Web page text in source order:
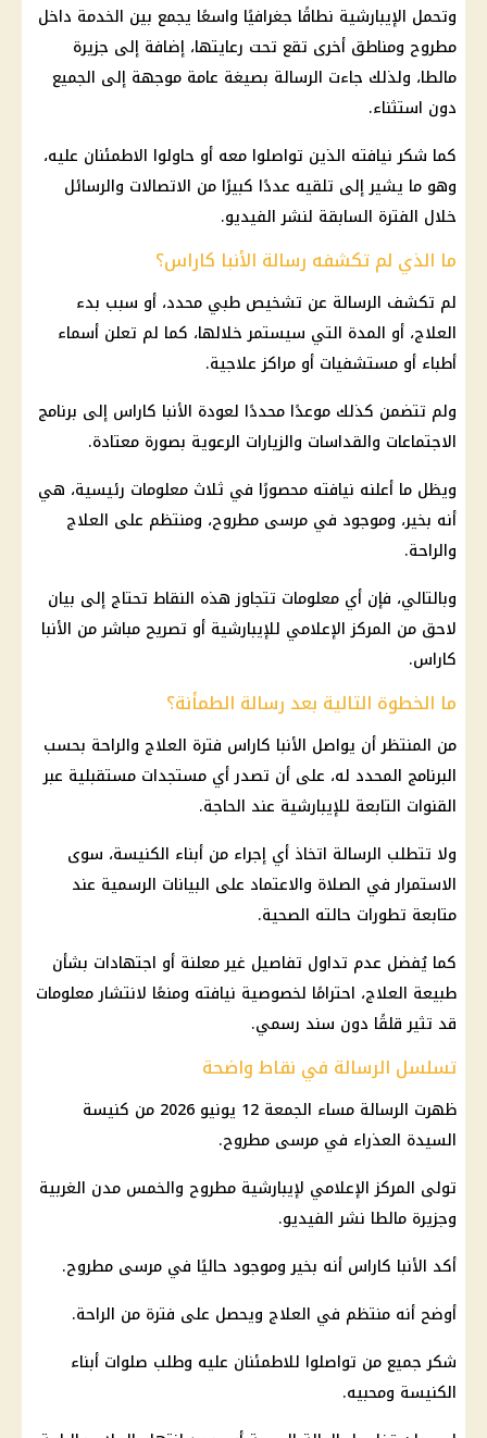
وتحمل الإيبارشية نطاقًا جغرافيًا واسعًا يجمع بين الخدمة داخل
مطروح ومناطق أخرى تقع تحت رعايتها، إضافة إلى جزيرة
مالطا، ولذلك جاءت الرسالة بصيغة عامة موجهة إلى الجميع
دون استثناء.
كما شكر نيافته الذين تواصلوا معه أو حاولوا الاطمئنان عليه،
وهو ما يشير إلى تلقيه عددًا كبيرًا من الاتصالات والرسائل
خلال الفترة السابقة لنشر الفيديو.
ما الذي لم تكشفه رسالة الأنبا كاراس؟
لم تكشف الرسالة عن تشخيص طبي محدد، أو سبب بدء
العلاج، أو المدة التي سيستمر خلالها، كما لم تعلن أسماء
أطباء أو مستشفيات أو مراكز علاجية.
ولم تتضمن كذلك موعدًا محددًا لعودة الأنبا كاراس إلى برنامج
الاجتماعات والقداسات والزيارات الرعوية بصورة معتادة.
ويظل ما أعلنه نيافته محصورًا في ثلاث معلومات رئيسية، هي
أنه بخير، وموجود في مرسى مطروح، ومنتظم على العلاج
والراحة.
وبالتالي، فإن أي معلومات تتجاوز هذه النقاط تحتاج إلى بيان
لاحق من المركز الإعلامي للإيبارشية أو تصريح مباشر من الأنبا
كاراس.
ما الخطوة التالية بعد رسالة الطمأنة؟
من المنتظر أن يواصل الأنبا كاراس فترة العلاج والراحة بحسب
البرنامج المحدد له، على أن تصدر أي مستجدات مستقبلية عبر
القنوات التابعة للإيبارشية عند الحاجة.
ولا تتطلب الرسالة اتخاذ أي إجراء من أبناء الكنيسة، سوى
الاستمرار في الصلاة والاعتماد على البيانات الرسمية عند
متابعة تطورات حالته الصحية.
كما يُفضل عدم تداول تفاصيل غير معلنة أو اجتهادات بشأن
طبيعة العلاج، احترامًا لخصوصية نيافته ومنعًا لانتشار معلومات
قد تثير قلقًا دون سند رسمي.
تسلسل الرسالة في نقاط واضحة
ظهرت الرسالة مساء الجمعة 12 يونيو 2026 من كنيسة
السيدة العذراء في مرسى مطروح.
تولى المركز الإعلامي لإيبارشية مطروح والخمس مدن الغربية
وجزيرة مالطا نشر الفيديو.
أكد الأنبا كاراس أنه بخير وموجود حاليًا في مرسى مطروح.
أوضح أنه منتظم في العلاج ويحصل على فترة من الراحة.
شكر جميع من تواصلوا للاطمئنان عليه وطلب صلوات أبناء
الكنيسة ومحبيه.